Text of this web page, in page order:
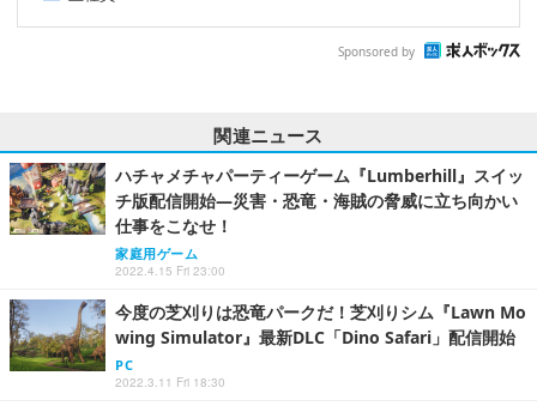
Sponsored by
関連ニュース
ハチャメチャパーティーゲーム『Lumberhill』スイッ
チ版配信開始―災害・恐竜・海賊の脅威に立ち向かい
仕事をこなせ！
家庭用ゲーム
2022.4.15 Fri 23:00
今度の芝刈りは恐竜パークだ！芝刈りシム『Lawn Mo
wing Simulator』最新DLC「Dino Safari」配信開始
PC
2022.3.11 Fri 18:30